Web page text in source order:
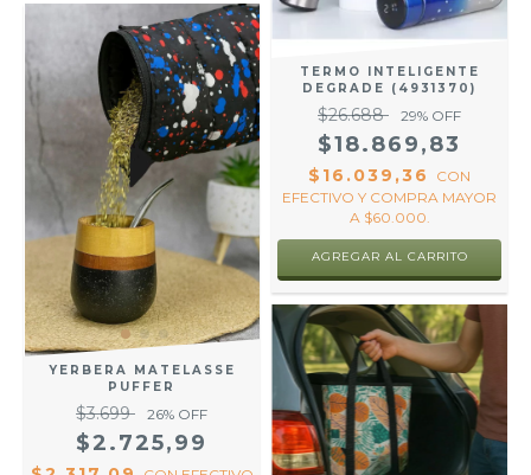
YERBERA MATELASSE
PUFFER
$3.699 26% OFF
$2.725,99
TERMO INTELIGENTE
DEGRADE (4931370)
$26.688 29% OFF
$18.869,83
$16.039,36
CON
EFECTIVO Y COMPRA MAYOR
A $60.000.
AGREGAR AL CARRITO